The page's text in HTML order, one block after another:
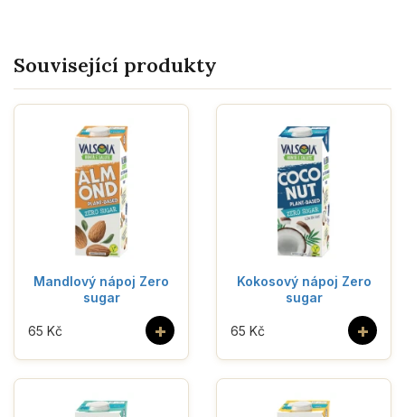
Související produkty
Mandlový nápoj Zero
sugar
+
65 Kč
Kokosový nápoj Zero
sugar
+
65 Kč